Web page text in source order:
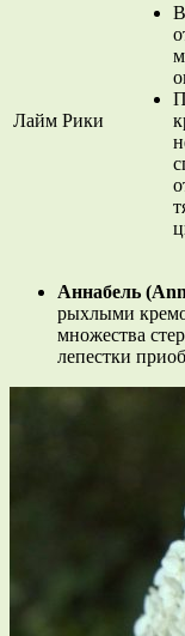
Лайм Рики
Аннабель
рыхлыми
множества
лепестки